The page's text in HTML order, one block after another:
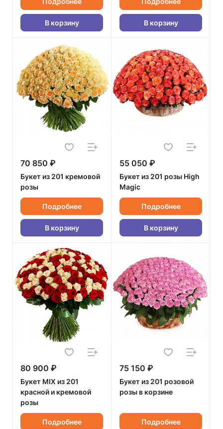
В корзину В корзину
70 850 ₽
Букет из 201 кремовой
розы
Подробнее
В корзину
55 050 ₽
Букет из 201 розы High
Magic
Подробнее
В корзину
80 900 ₽
Букет MIX из 201
красной и кремовой
розы
Подробнее
75 150 ₽
Букет из 201 розовой
розы в корзине
Подробнее